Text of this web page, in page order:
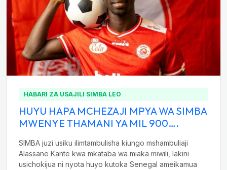
HABARI ZA USAJILI SIMBA LEO
HUYU HAPA MCHEZAJI MPYA WA SIMBA
MWENYE THAMANI YA MIL 900….
SIMBA juzi usiku ilimtambulisha kiungo mshambuliaji
Alassane Kante kwa mkataba wa miaka miwili, lakini
usichokijua ni nyota huyo kutoka Senegal ameikamua